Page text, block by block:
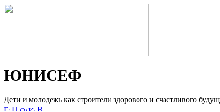
ЮНИСЕФ
Дети и молодежь как строители здорового и счастливого